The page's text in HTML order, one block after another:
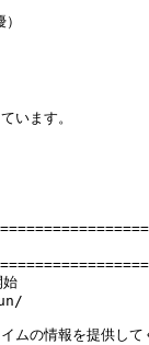
ます。
始
ムの情報を提供して